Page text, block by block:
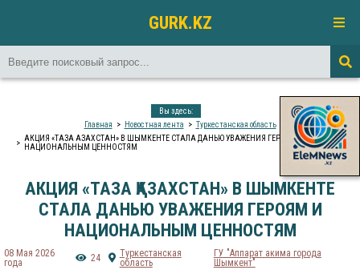
GURK.KZ
Вы здесь:
Главная
Новостная лента
Туркестанская область
АКЦИЯ «ТАЗА ҚАЗАХСТАН» В ШЫМКЕНТЕ СТАЛА ДАНЬЮ УВАЖЕНИЯ ГЕРОЯМ И
НАЦИОНАЛЬНЫМ ЦЕННОСТЯМ
АКЦИЯ «ТАЗА ҚАЗАХСТАН» В ШЫМКЕНТЕ
СТАЛА ДАНЬЮ УВАЖЕНИЯ ГЕРОЯМ И
НАЦИОНАЛЬНЫМ ЦЕННОСТЯМ
08 Мая 2026
года
24
Туркестанская
область
​ГУ "Аппарат акима города
Шымкент"